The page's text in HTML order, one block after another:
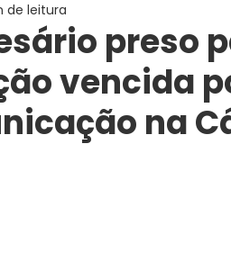
preso
vencida
na
de leitura